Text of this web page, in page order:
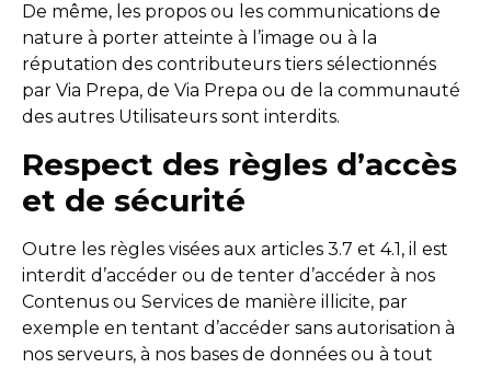
De même, les propos ou les communications de
nature à porter atteinte à l’image ou à la
réputation des contributeurs tiers sélectionnés
par Via Prepa, de Via Prepa ou de la communauté
des autres Utilisateurs sont interdits.
Respect des règles d’accès
et de sécurité
Outre les règles visées aux articles 3.7 et 4.1, il est
interdit d’accéder ou de tenter d’accéder à nos
Contenus ou Services de manière illicite, par
exemple en tentant d’accéder sans autorisation à
nos serveurs, à nos bases de données ou à tout